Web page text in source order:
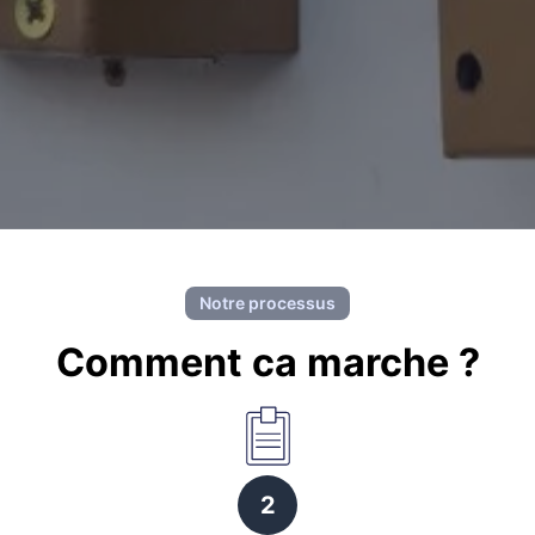
Notre processus
Comment ca marche ?
2